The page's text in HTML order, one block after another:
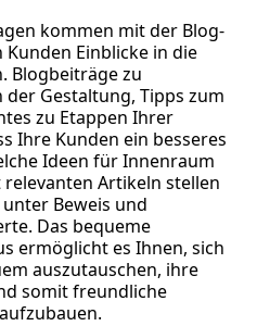
kommen mit der Blog-
Kunden Einblicke in die
Blogbeiträge zu
Gestaltung, Tipps zum
zu Etappen Ihrer
Ihre Kunden ein besseres
Ideen für Innenraum
Artikeln stellen
Beweis und
Das bequeme
ermöglicht es Ihnen, sich
auszutauschen, ihre
somit freundliche